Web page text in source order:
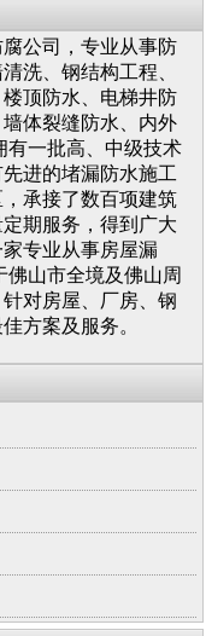
公司，专业从事防
洗、钢结构工程、
顶防水、电梯井防
体裂缝防水、内外
有一批高、中级技术
进的堵漏防水施工
承接了数百项建筑
期服务，得到广大
专业从事房屋漏
山市全境及佛山周
对房屋、厂房、钢
方案及服务。